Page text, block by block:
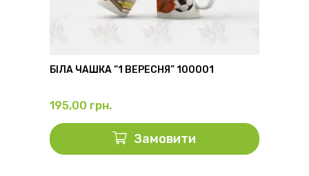
БІЛА ЧАШКА “1 ВЕРЕСНЯ” 100001
195,00 грн.
Замовити